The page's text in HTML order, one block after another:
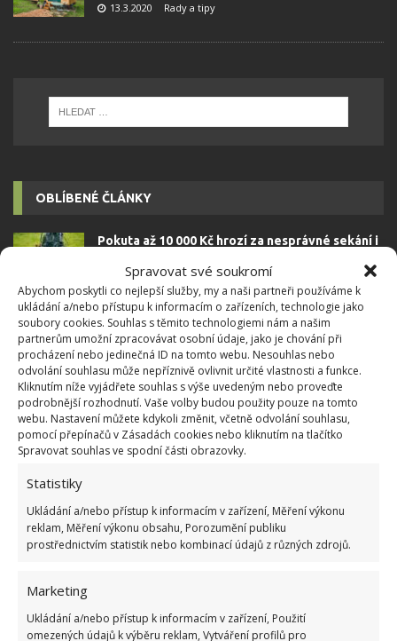
Spravovat své soukromí
Abychom poskytli co nejlepší služby, my a naši partneři používáme k
ukládání a/nebo přístupu k informacím o zařízeních, technologie jako
soubory cookies. Souhlas s těmito technologiemi nám a našim
partnerům umožní zpracovávat osobní údaje, jako je chování při
procházení nebo jedinečná ID na tomto webu. Nesouhlas nebo
odvolání souhlasu může nepříznivě ovlivnit určité vlastnosti a funkce.
Kliknutím níže vyjádřete souhlas s výše uvedeným nebo proveďte
podrobnější rozhodnutí. Vaše volby budou použity pouze na tomto
webu. Nastavení můžete kdykoli změnit, včetně odvolání souhlasu,
pomocí přepínačů v Zásadách cookies nebo kliknutím na tlačítko
Spravovat souhlas ve spodní části obrazovky.
Statistiky
Ukládání a/nebo přístup k informacím v zařízení, Měření výkonu
reklam, Měření výkonu obsahu, Porozumění publiku
prostřednictvím statistik nebo kombinací údajů z různých zdrojů.
Marketing
Ukládání a/nebo přístup k informacím v zařízení, Použití
omezených údajů k výběru reklam, Vytváření profilů pro
13.3.2020 Rady a tipy
OBLÍBENÉ ČLÁNKY
Pokuta až 10 000 Kč hrozí za nesprávné sekání i
1.6.2026
Kvíz na téma pionýrské tábory za socialismu:
Kdo je zažil, bez problému získá 12 ze 12 bodů
12.5.2026
Test znalostí o každodenní realitě za
komunismu: 10 retro otázek ukáže, kdo má
dobrý přehled
Retro kvíz o oblíbených autech v dobách
socialismu: Tehdejší řidiči musí získat 10 z 10